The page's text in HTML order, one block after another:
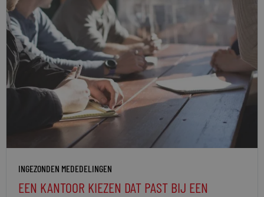
INGEZONDEN MEDEDELINGEN
EEN KANTOOR KIEZEN DAT PAST BIJ EEN